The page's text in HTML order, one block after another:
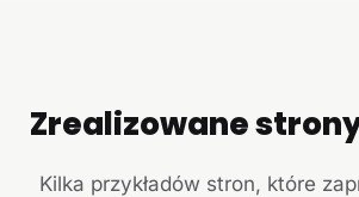
Zrealizowane
Kilka przykładów stron, które